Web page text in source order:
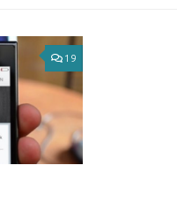
19